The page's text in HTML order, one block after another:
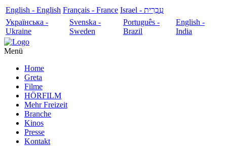
English - English Français - France
עִבְרִית - Israel
Українська -
Ukraine
Svenska -
Sweden
Português -
Brazil
English -
India
Menü
Home
Greta
Filme
HÖRFILM
Mehr Freizeit
Branche
Kinos
Presse
Kontakt